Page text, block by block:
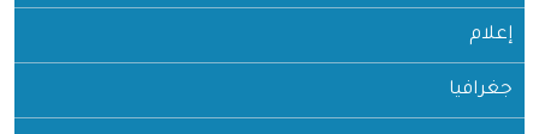
إعلام
جغرافيا